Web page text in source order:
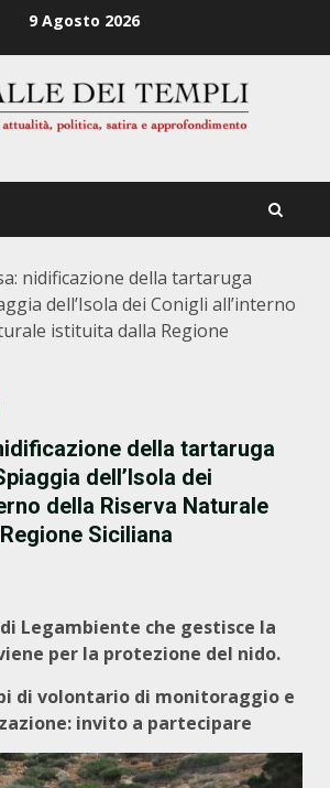
9 Agosto 2026
nidificazione della tartaruga
dell’Isola dei Conigli all’interno
istituita dalla Regione
della tartaruga
dell’Isola dei
della Riserva Naturale
Siciliana
Legambiente che gestisce la
per la protezione del nido.
di volontario di monitoraggio e
invito a partecipare